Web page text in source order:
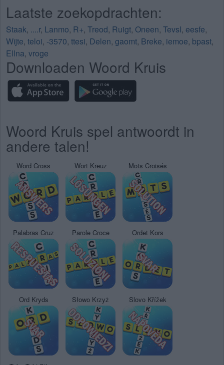
Laatste zoekopdrachten:
Staak, ....r, Lanmo, R+, Treod, Ruigt, Oneen, TevsI, eesfe,
Wijte, teloi, -3570, ttesi, Delen, gaomt, Breke, iemoe, bpast,
Ellna, vroge
Downloaden Woord Kruis
Woord Kruis spel antwoordt in
andere talen!
Word Cross Wort Kreuz Mots Croisés
Palabras Cruz Parole Croce Ordet Kors
Ord Kryds Słowo Krzyż Slovo Křížek